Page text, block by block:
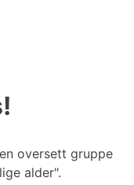
oversett gruppe
alder".